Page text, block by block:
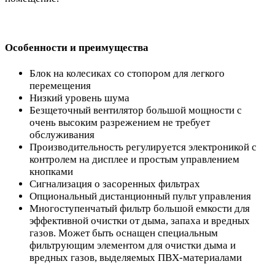
Особенности и преимущества
Блок на колесиках со стопором для легкого
перемещения
Низкий уровень шума
Безщеточный вентилятор большой мощности с
очень высоким разрежением не требует
обслуживания
Производительность регулируется электроникой с
контролем на дисплее и простым управлением
кнопками
Сигнализация о засоренных фильтрах
Опциональный дистанционный пульт управления
Многоступенчатый фильтр большой емкости для
эффективной очистки от дыма, запаха и вредных
газов. Может быть оснащен специальным
фильтрующим элементом для очистки дыма и
вредных газов, выделяемых ПВХ-материалами